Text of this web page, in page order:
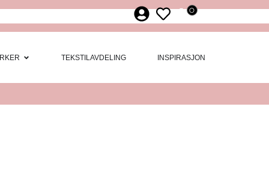
0
Møbler
Open Merker
TEKSTILAVDELING INSPIRASJON